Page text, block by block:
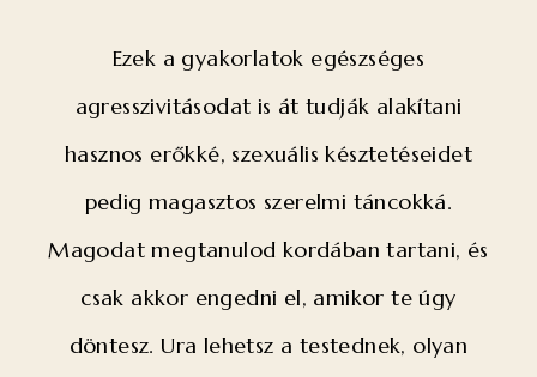
Ezek a gyakorlatok egészséges
agresszivitásodat is át tudják alakítani
hasznos erőkké, szexuális késztetéseidet
pedig magasztos szerelmi táncokká.
Magodat megtanulod kordában tartani, és
csak akkor engedni el, amikor te úgy
döntesz. Ura lehetsz a testednek, olyan